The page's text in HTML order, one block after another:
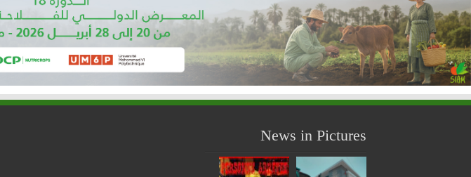
News in Pictures